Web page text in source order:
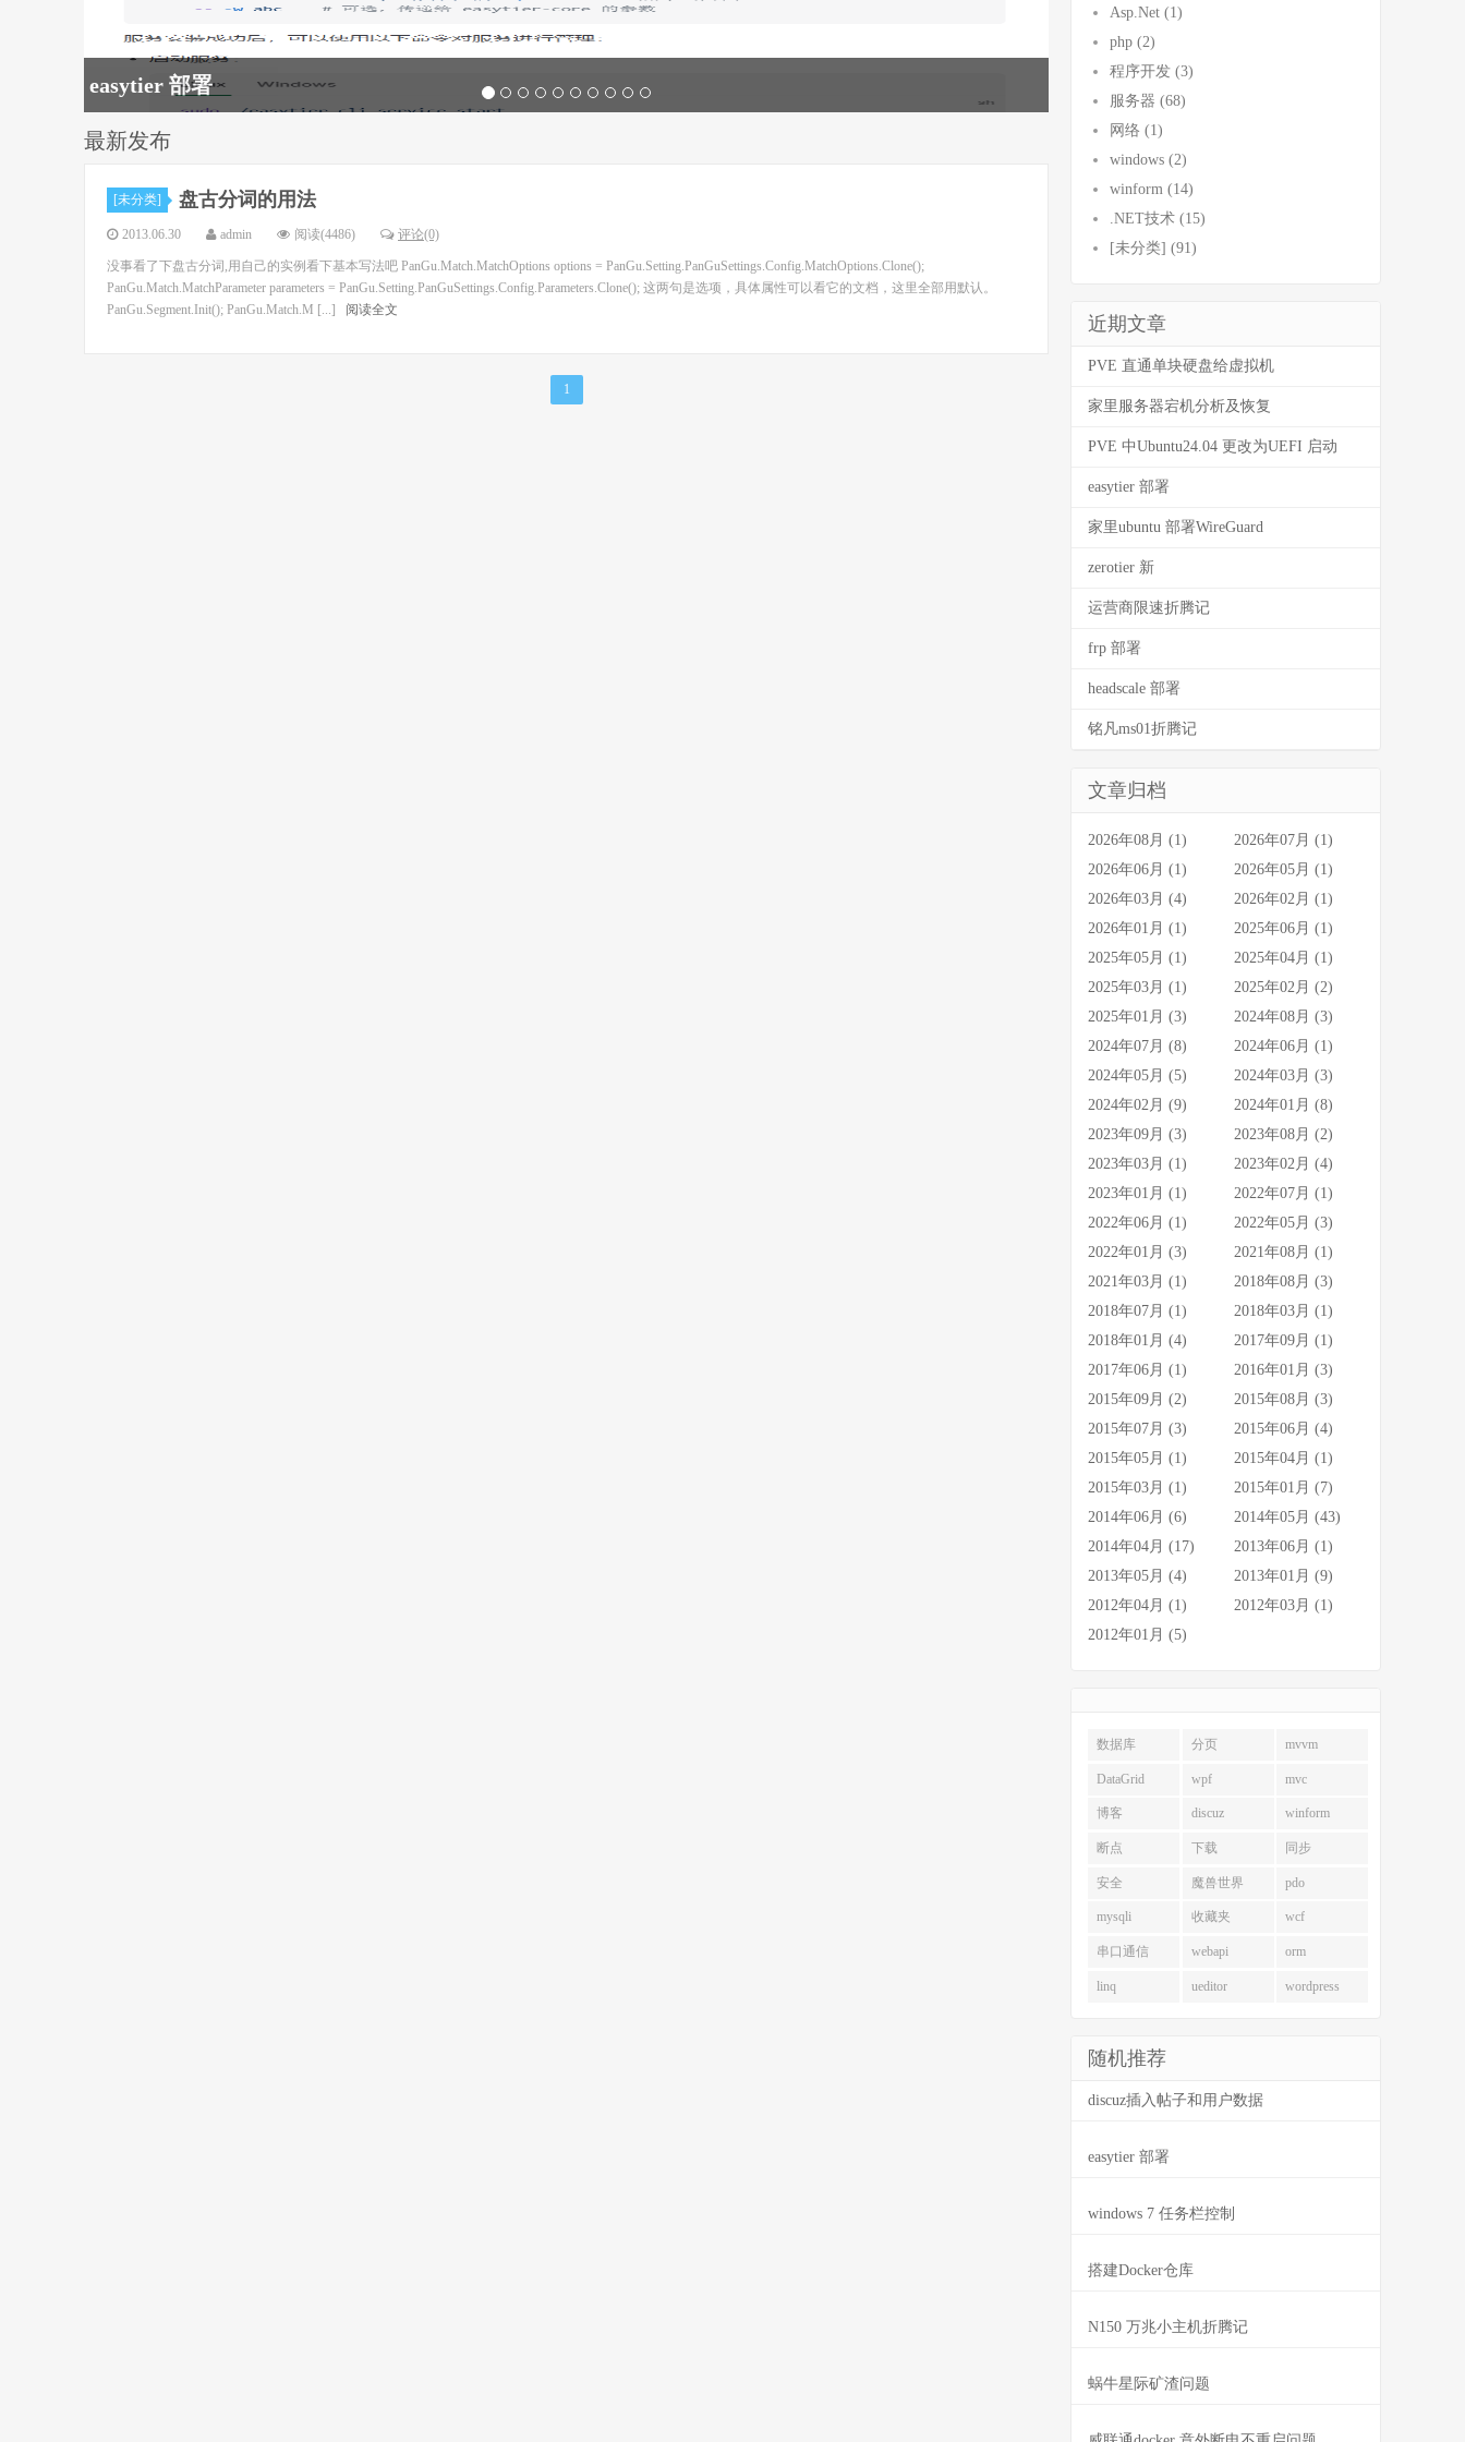
程序猿的个
easytier 部署
最新发布
[未分类] 盘古分词的用法
2013.06.30 admin 阅读(4486) 评论(0)
没事看了下盘古分词,用自己的实例看下基本写法吧 PanGu.Match.MatchOptions options = PanGu.Setting.PanGuSettings.Config.MatchOptions.Clone();
PanGu.Match.MatchParameter parameters = PanGu.Setting.PanGuSettings.Config.Parameters.Clone(); 这两句是选项，具体属性可以看它的文档，这里全部用默认。
PanGu.Segment.Init(); PanGu.Match.M [...] 阅读全文
1
Asp.Net (1)
php (2)
程序开发 (3)
服务器 (68)
网络 (1)
windows (2)
winform (14)
.NET技术 (15)
[未分类] (91)
近期文章
PVE 直通单块硬盘给虚拟机
家里服务器宕机分析及恢复
PVE 中Ubuntu24.04 更改为UEFI 启动
easytier 部署
家里ubuntu 部署WireGuard
zerotier 新
运营商限速折腾记
frp 部署
headscale 部署
铭凡ms01折腾记
文章归档
2026年08月 (1)
2026年07月 (1)
2026年06月 (1)
2026年05月 (1)
2026年03月 (4)
2026年02月 (1)
2026年01月 (1)
2025年06月 (1)
2025年05月 (1)
2025年04月 (1)
2025年03月 (1)
2025年02月 (2)
2025年01月 (3)
2024年08月 (3)
2024年07月 (8)
2024年06月 (1)
2024年05月 (5)
2024年03月 (3)
2024年02月 (9)
2024年01月 (8)
2023年09月 (3)
2023年08月 (2)
2023年03月 (1)
2023年02月 (4)
2023年01月 (1)
2022年07月 (1)
2022年06月 (1)
2022年05月 (3)
2022年01月 (3)
2021年08月 (1)
2021年03月 (1)
2018年08月 (3)
2018年07月 (1)
2018年03月 (1)
2018年01月 (4)
2017年09月 (1)
2017年06月 (1)
2016年01月 (3)
2015年09月 (2)
2015年08月 (3)
2015年07月 (3)
2015年06月 (4)
2015年05月 (1)
2015年04月 (1)
2015年03月 (1)
2015年01月 (7)
2014年06月 (6)
2014年05月 (43)
2014年04月 (17)
2013年06月 (1)
2013年05月 (4)
2013年01月 (9)
2012年04月 (1)
2012年03月 (1)
2012年01月 (5)
数据库 分页 mvvm
DataGrid wpf mvc
博客 discuz winform
断点 下载 同步
安全 魔兽世界 pdo
mysqli 收藏夹 wcf
串口通信 webapi orm
linq ueditor wordpress
随机推荐
discuz插入帖子和用户数据
easytier 部署
windows 7 任务栏控制
搭建Docker仓库
N150 万兆小主机折腾记
蜗牛星际矿渣问题